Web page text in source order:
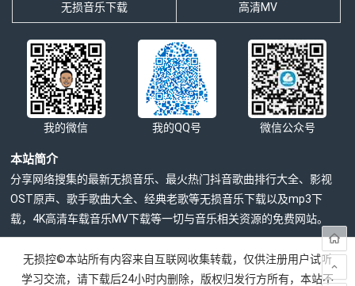
无损音乐下载 高清MV
我的微信 我的QQ号 微信公众号
本站简介
分享网络搜集的最新无损音乐、最火热门抖音歌曲排行大全、影视
OST原声、歌手歌曲大全、经典老歌等无损音乐下载以及mp3下
载，4K高清车载音乐MV下载等一切与音乐相关资源的免费网站。
无损控©本站所有内容来自互联网收集转载，仅供注册用户试听
学习交流，请下载后24小时内删除，版权归发行方所有，本站不